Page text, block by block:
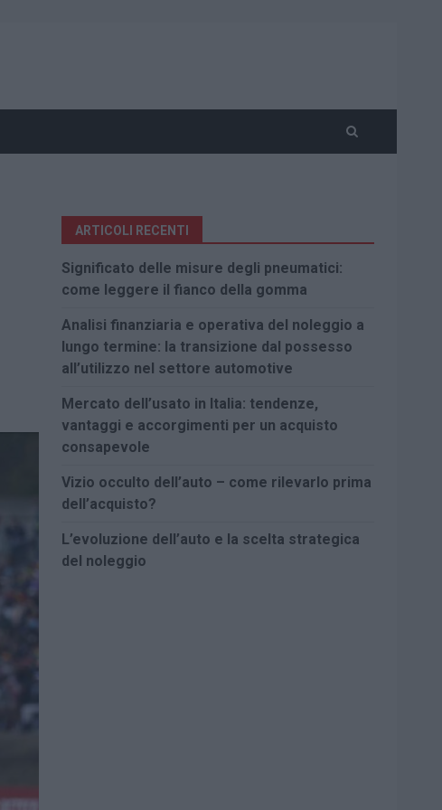
ARTICOLI RECENTI
Significato delle misure degli pneumatici:
come leggere il fianco della gomma
Analisi finanziaria e operativa del noleggio a
lungo termine: la transizione dal possesso
all’utilizzo nel settore automotive
Mercato dell’usato in Italia: tendenze,
vantaggi e accorgimenti per un acquisto
consapevole
Vizio occulto dell’auto – come rilevarlo prima
dell’acquisto?
L’evoluzione dell’auto e la scelta strategica
del noleggio